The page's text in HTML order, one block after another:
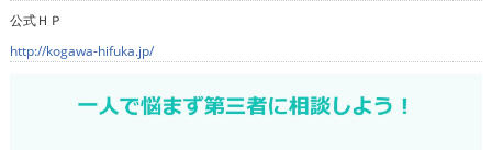
公式ＨＰ
http://kogawa-hifuka.jp/